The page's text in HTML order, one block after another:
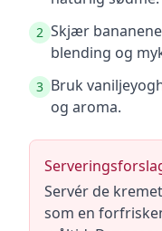
2 Skjær
blending og
3 Bruk
og aroma.
Servér de
som en